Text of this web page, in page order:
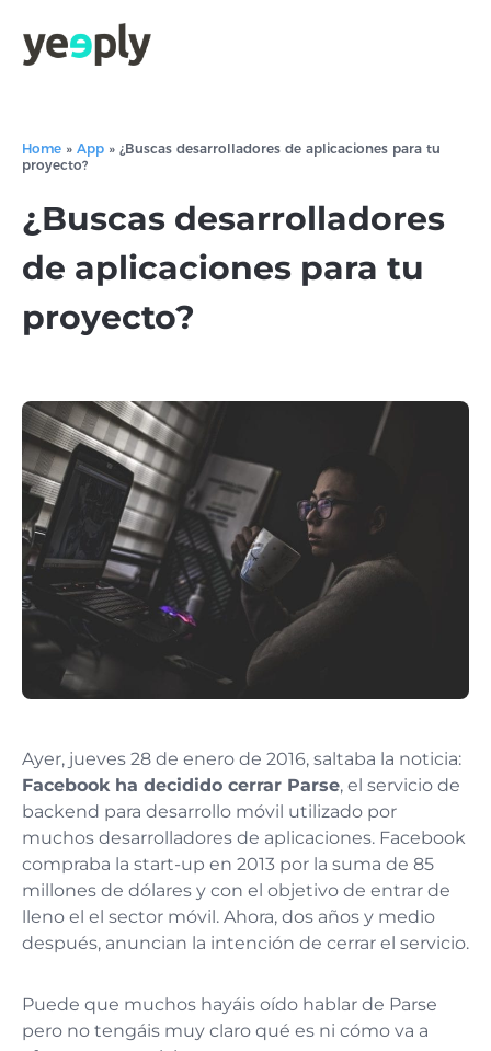
Home » App » ¿Buscas desarrolladores de aplicaciones para tu
proyecto?
¿Buscas desarrolladores
de aplicaciones para tu
proyecto?
Ayer, jueves 28 de enero de 2016, saltaba la noticia:
Facebook ha decidido cerrar Parse, el servicio de
backend para desarrollo móvil utilizado por
muchos desarrolladores de aplicaciones. Facebook
compraba la start-up en 2013 por la suma de 85
millones de dólares y con el objetivo de entrar de
lleno el el sector móvil. Ahora, dos años y medio
después, anuncian la intención de cerrar el servicio.
Puede que muchos hayáis oído hablar de Parse
pero no tengáis muy claro qué es ni cómo va a